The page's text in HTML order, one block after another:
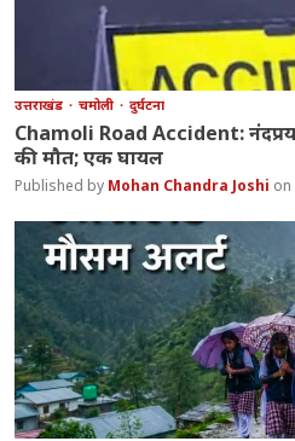
उत्तराखंड चमोली दुर्घटना
Chamoli Road Accident:
की मौत; एक घायल
Mohan Chandra Joshi